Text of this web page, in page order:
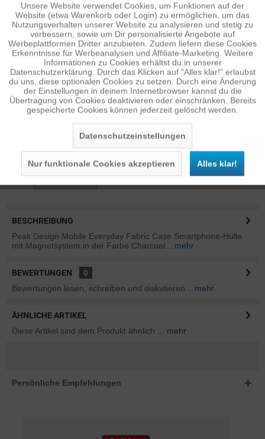
PEAK DESIGN MOBILE WALL MOUNT...
Aufpreis
PEAK DESIGN MOBILE WALLET STAND...
Aufpreis: 29,50 €*
BESCHREIBUNG
Peak Design Mobile Everyday Fabric Case Smartphone-Hülle
mit Magnetsystem in der Farbe Charcoal...
mehr
BEWERTUNGEN
0
Bewertungen lesen, schreiben und diskutieren...
mehr
ÄHNLICHE ARTIKEL
Diese Artikel sind dem Produkt ähnlich ...
mehr
Persönliche Empfehlungen
Funktionale Aktiv
Tracking Inaktiv
Personalisierung Inaktiv
Service Inaktiv
Unsere Website verwendet Cookies, um Funktionen auf der
Website (etwa Warenkorb oder Login) zu ermöglichen, um das
Nutzungsverhalten unserer Website zu analysieren und stetig zu
verbessern, sowie um Dir personalisierte Angebote auf
Werbeplattformen Dritter anzubieten. Zudem liefern diese Cookies
Erkenntnisse für Werbeanalysen und Affiliate-Marketing. Weitere
Informationen zu Cookies erhältst du in unserer
Datenschutzerklärung. Durch das Klicken auf "Alles klar!" erlaubst
du uns, diese optionalen Cookies zu setzen. Durch eine Änderung
der Einstellungen in deinem Internetbrowser kannst du die
Übertragung von Cookies deaktivieren oder einschränken. Bereits
gespeicherte Cookies können jederzeit gelöscht werden.
Datenschutzeinstellungen
Nur funktionale Cookies akzeptieren Alles klar!